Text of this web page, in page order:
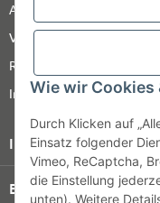
Wie wir Cookies
Durch Klicken auf
Einsatz folgender
Vimeo, ReCaptcha,
die Einstellung
unten). Weitere
AGB
Versandinformationen
Retour
Impressum
Informationen
Bezahlung & Versand